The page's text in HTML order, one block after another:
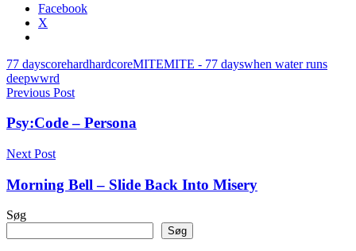
Facebook
X
77 dayscorehardhardcoreMITEMITE - 77 dayswhen water runs
deepwwrd
Indlægsnavigation
Previous Post
Psy:Code – Persona
Next Post
Morning Bell – Slide Back Into Misery
Søg
Søg